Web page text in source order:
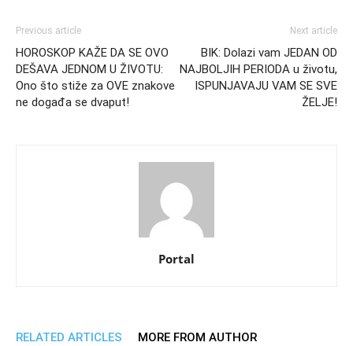
Previous article
HOROSKOP KAŽE DA SE OVO
DEŠAVA JEDNOM U ŽIVOTU:
Ono što stiže za OVE znakove
ne događa se dvaput!
Next article
BIK: Dolazi vam JEDAN OD
NAJBOLJIH PERIODA u životu,
ISPUNJAVAJU VAM SE SVE
ŽELJE!
Portal
RELATED ARTICLES MORE FROM AUTHOR